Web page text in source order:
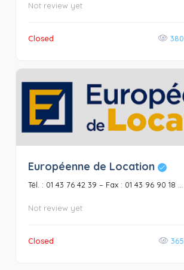
Not review yet
Closed 380
Européenne de Location
Tél. : 01 43 76 42 39 – Fax : 01 43 96 90 18 ...
Not review yet
Closed 365